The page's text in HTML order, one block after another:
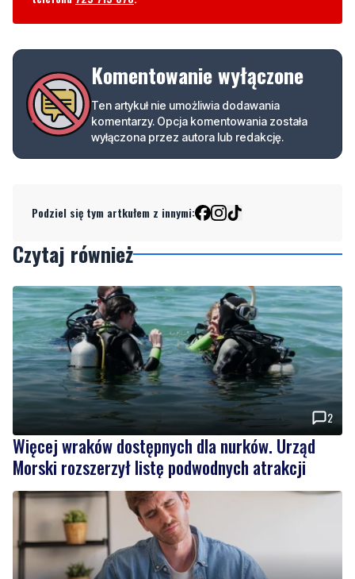
Komentowanie wyłączone
Ten artykuł nie umożliwia dodawania
wyłączona przez autora lub redakcję.
Podziel się tym artkułem z innymi:
2
Więcej wraków dostępnych dla nurków. Urząd
Morski rozszerzył listę podwodnych atrakcji
MATERIAŁ PARTNERA NOWE